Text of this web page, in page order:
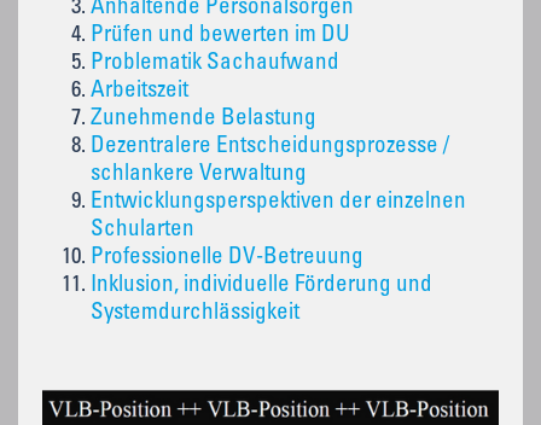
Anhaltende Personalsorgen
Prüfen und bewerten im DU
Problematik Sachaufwand
Arbeitszeit
Zunehmende Belastung
Dezentralere Entscheidungsprozesse /
schlankere Verwaltung
Entwicklungsperspektiven der einzelnen
Schularten
Professionelle DV-Betreuung
Inklusion, individuelle Förderung und
Systemdurchlässigkeit